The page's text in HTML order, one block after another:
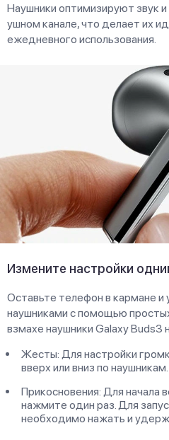
Наушники оптимизируют звук
ушном канале, что делает их
ежедневного использования.
Измените настройки
Оставьте телефон в кармане и
наушниками с помощью
взмахе наушники Galaxy
Жесты: Для настройки
вверх или вниз по наушникам.
Прикосновения: Для начала
нажмите один раз. Для
необходимо нажать и